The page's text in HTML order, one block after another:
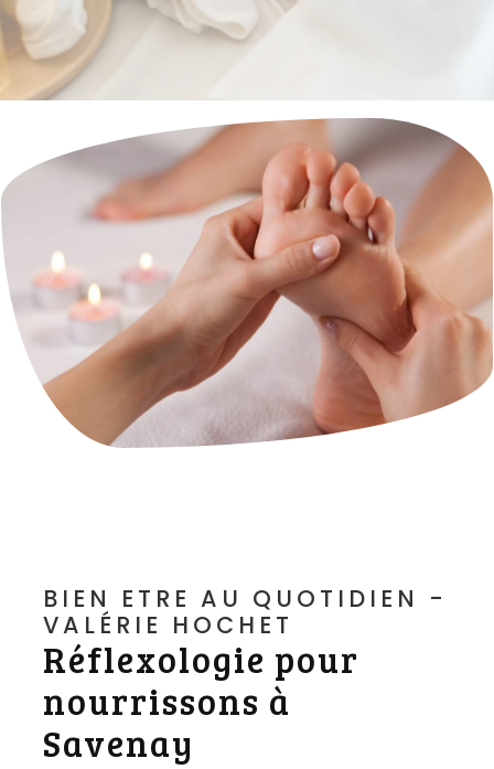
BIEN ETRE AU QUOTIDIEN -
VALÉRIE HOCHET
Réflexologie pour
nourrissons à
Savenay